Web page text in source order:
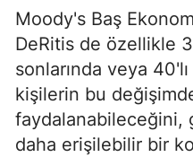
Moody's Baş
DeRitis de özellikle
sonlarında veya 40'lı
kişilerin bu
faydalanabileceğini,
daha erişilebilir bir